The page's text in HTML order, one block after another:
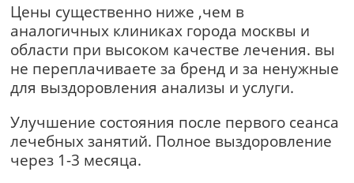
Цены существенно ниже ,чем в
аналогичных клиниках города москвы и
области при высоком качестве лечения. вы
не переплачиваете за бренд и за ненужные
для выздоровления анализы и услуги.
Улучшение состояния после первого сеанса
лечебных занятий. Полное выздоровление
через 1-3 месяца.